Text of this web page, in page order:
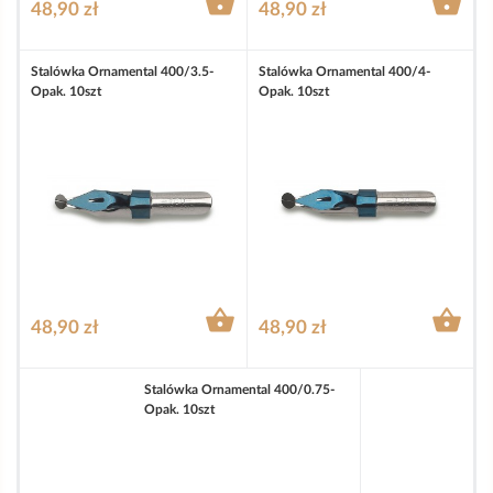
48,90 zł 48,90 zł
Stalówka Ornamental 400/3.5-
Opak. 10szt
48,90 zł 
Stalówka Ornamental 400/4-
Opak. 10szt
48,90 zł 
Stalówka Ornamental 400/0.75-
Opak. 10szt